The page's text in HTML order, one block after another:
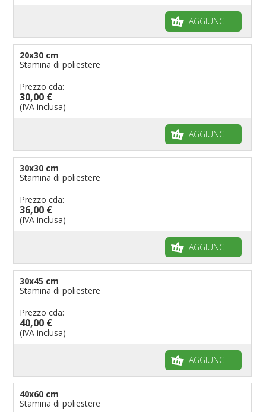
AGGIUNGI
20x30 cm
Stamina di poliestere
Prezzo cda:
30,00 €
(IVA inclusa)
AGGIUNGI
30x30 cm
Stamina di poliestere
Prezzo cda:
36,00 €
(IVA inclusa)
AGGIUNGI
30x45 cm
Stamina di poliestere
Prezzo cda:
40,00 €
(IVA inclusa)
AGGIUNGI
40x60 cm
Stamina di poliestere